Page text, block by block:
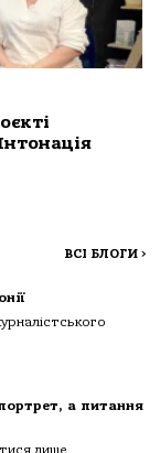
ВСІ БЛОГИ >
а питання
лише...